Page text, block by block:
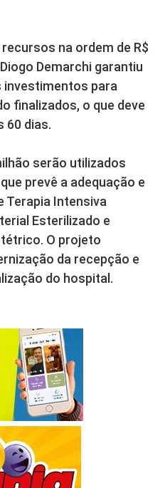
na ordem de R$
Demarchi garantiu
investimentos para
finalizados, o que deve
60 dias.
serão utilizados
prevê a adequação e
Terapia Intensiva
Esterilizado e
O projeto
da recepção e
do hospital.